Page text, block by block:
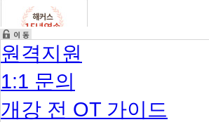
원격지원
1:1 문의
개강 전 OT 가이드